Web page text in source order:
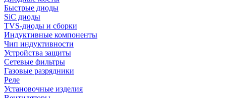
Быстрые диоды
SiC диоды
TVS-диоды и сборки
Индуктивные компоненты
Чип индуктивности
Устройства защиты
Сетевые фильтры
Газовые разрядники
Реле
Установочные изделия